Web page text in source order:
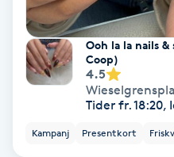
Diamantslipning
Enzympeeling
Extensions
Ooh la la nails
Coop)
4.5
Tider fr. 18:20,
Kampanj Presentkort